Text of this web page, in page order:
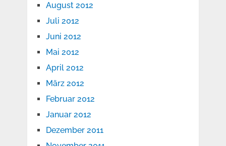
August 2012
Juli 2012
Juni 2012
Mai 2012
April 2012
März 2012
Februar 2012
Januar 2012
Dezember 2011